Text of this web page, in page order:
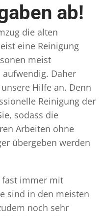
ab!
die alten
eine Reinigung
meist
Daher
Hilfe an. Denn
Reinigung der
sodass die
Arbeiten ohne
übergeben werden
fast immer mit
sind in den meisten
noch sehr